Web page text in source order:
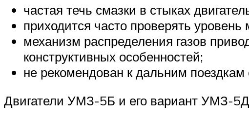
частая течь смазки в стыках
приходится часто проверять уровень
механизм распределения газов
конструктивных особенностей;
не рекомендован к дальним поездкам
Двигатели УМЗ-5Б и его вариант УМЗ-